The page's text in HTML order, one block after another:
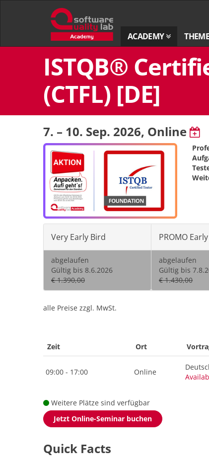
Zum
Zur
Startseite
ACADEMY
ISTQB®
(CTFL) [DE]
7. – 10. Sep. 2026, Online
Very Early Bird
abgelaufen
Gültig bis 8.6.2026
€ 1.390,00
PROMO
abgelaufen
Gültig bis
€ 1.430,00
alle Preise zzgl. MwSt.
Zeit Ort
09:00 - 17:00 Online
Weitere Plätze sind verfügbar
Jetzt Online-Seminar buchen
Quick Facts